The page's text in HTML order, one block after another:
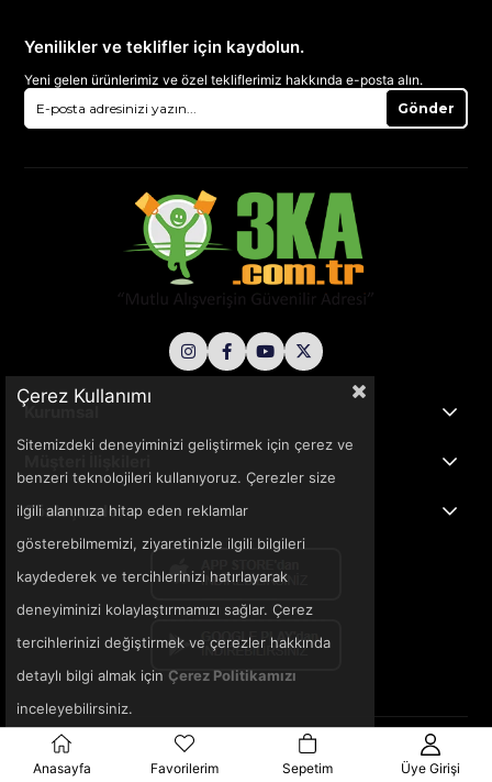
Yenilikler ve teklifler için kaydolun.
Yeni gelen ürünlerimiz ve özel tekliflerimiz hakkında e-posta alın.
Gönder
Kurumsal
Sözleşmeler
© 2025 3ka.com.tr - Tüm Hakları Saklıdır.
Çerez Kullanımı
Sitemizdeki deneyiminizi geliştirmek için çerez ve
benzeri teknolojileri kullanıyoruz. Çerezler size
ilgili alanınıza hitap eden reklamlar
gösterebilmemizi, ziyaretinizle ilgili bilgileri
kaydederek ve tercihlerinizi hatırlayarak
deneyiminizi kolaylaştırmamızı sağlar. Çerez
tercihlerinizi değiştirmek ve çerezler hakkında
detaylı bilgi almak için Çerez Politikamızı
inceleyebilirsiniz.
Anasayfa Favorilerim Sepetim Üye Girişi